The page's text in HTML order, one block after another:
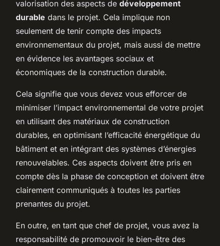
valorisation des aspects de développement
durable dans le projet. Cela implique non
seulement de tenir compte des impacts
environnementaux du projet, mais aussi de mettre
en évidence les avantages sociaux et
économiques de la construction durable.
Cela signifie que vous devez vous efforcer de
minimiser l’impact environnemental de votre projet
en utilisant des matériaux de construction
durables, en optimisant l’efficacité énergétique du
bâtiment et en intégrant des systèmes d’énergies
renouvelables. Ces aspects doivent être pris en
compte dès la phase de conception et doivent être
clairement communiqués à toutes les parties
prenantes du projet.
En outre, en tant que chef de projet, vous avez la
responsabilité de promouvoir le bien-être des